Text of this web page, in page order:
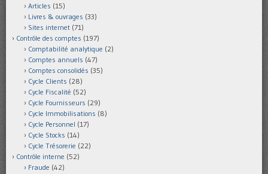
Articles (15)
Livres & ouvrages (33)
Sites internet (71)
Contrôle des comptes (197)
Comptabilité analytique (2)
Comptes annuels (47)
Comptes consolidés (35)
Cycle Clients (28)
Cycle Fiscalité (52)
Cycle Fournisseurs (29)
Cycle Immobilisations (8)
Cycle Personnel (17)
Cycle Stocks (14)
Cycle Trésorerie (22)
Contrôle interne (52)
Fraude (42)